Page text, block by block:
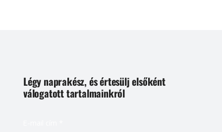
Légy naprakész, és értesülj elsőként
válogatott tartalmainkról